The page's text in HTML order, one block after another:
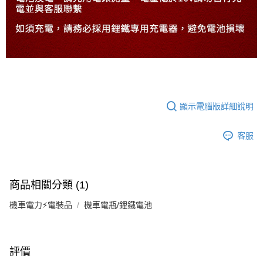
顯示電腦版詳細說明
客服
商品相關分類 (1)
機車電力⚡電裝品 機車電瓶/鋰鐵電池
評價